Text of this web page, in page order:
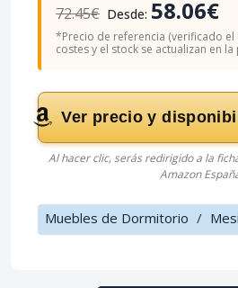
72.45€ Desde: 58.06€
*Precio de referencia (verificado el
costes y el stock se actualizan en
Ver precio y
Al hacer clic, serás redirigido a la
Amazon
Muebles de Dormitorio /